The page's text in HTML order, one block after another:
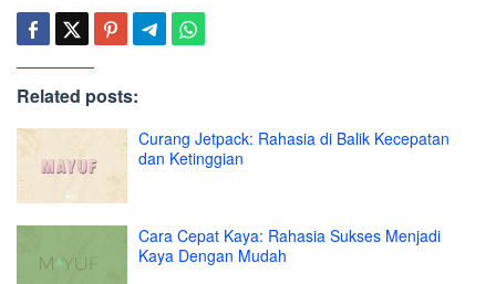
Related posts:
Curang Jetpack: Rahasia di Balik Kecepatan
dan Ketinggian
Cara Cepat Kaya: Rahasia Sukses Menjadi
Kaya Dengan Mudah